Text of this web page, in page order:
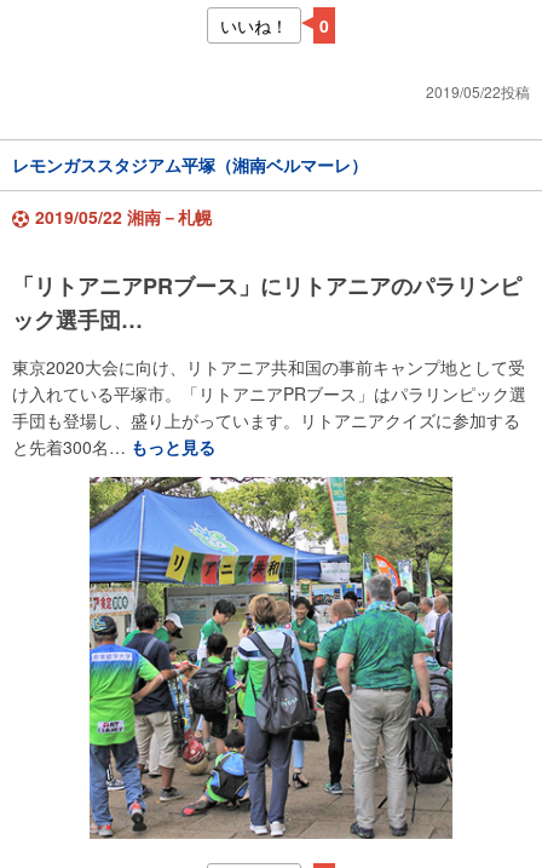
いいね！ 0
2019/05/22投稿
レモンガススタジアム平塚（湘南ベルマーレ）
2019/05/22 湘南－札幌
「リトアニアPRブース」にリトアニアのパラリンピ
ック選手団…
東京2020大会に向け、リトアニア共和国の事前キャンプ地として受
け入れている平塚市。「リトアニアPRブース」はパラリンピック選
手団も登場し、盛り上がっています。リトアニアクイズに参加する
と先着300名… もっと見る